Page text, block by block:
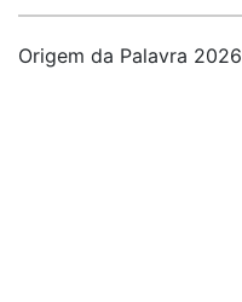
Origem da Palavra 2026